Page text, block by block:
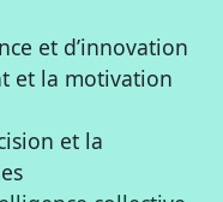
et d’innovation
et la motivation
et la